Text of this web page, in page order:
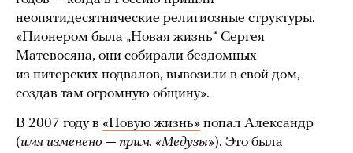
неопятидесятнические религиозные структуры.
«Пионером была „Новая жизнь“ Сергея
Матевосяна, они собирали бездомных
из питерских подвалов, вывозили в свой дом,
создав там огромную общину».
В 2007 году в «Новую жизнь» попал Александр
(имя изменено — прим. «Медузы»). Это была